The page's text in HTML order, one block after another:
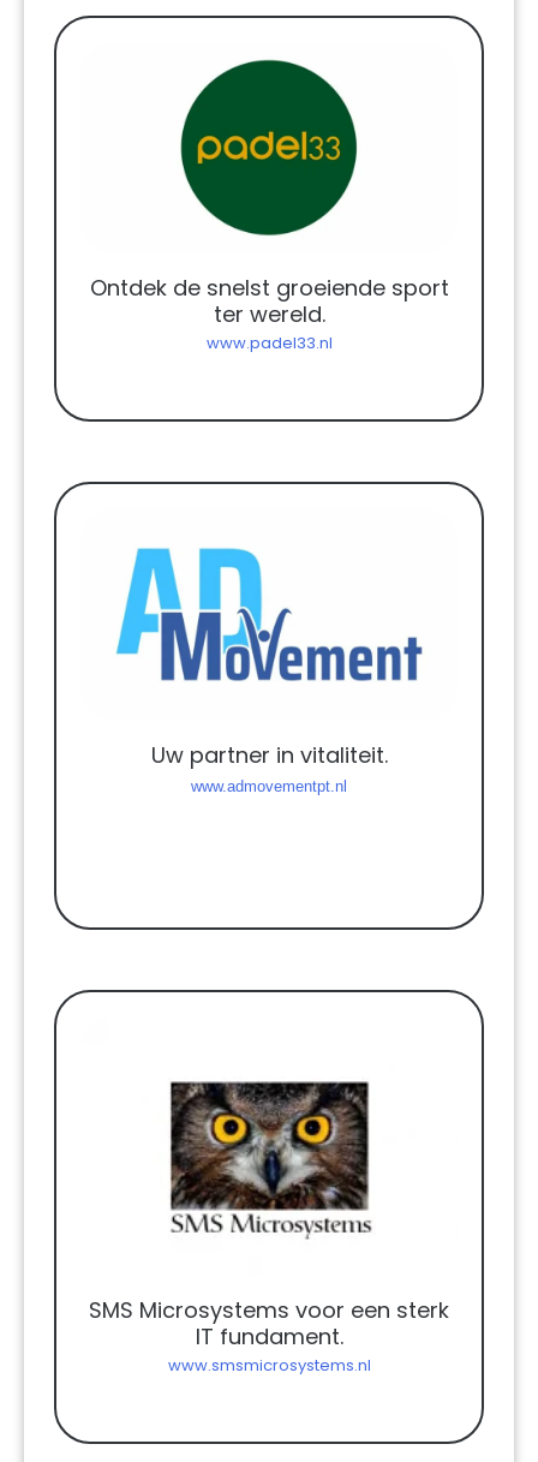
Ontdek de snelst groeiende sport
ter wereld.
www.padel33.nl
Uw partner in vitaliteit.
www.admovementpt.nl
SMS Microsystems voor een sterk
IT fundament.
www.smsmicrosystems.nl